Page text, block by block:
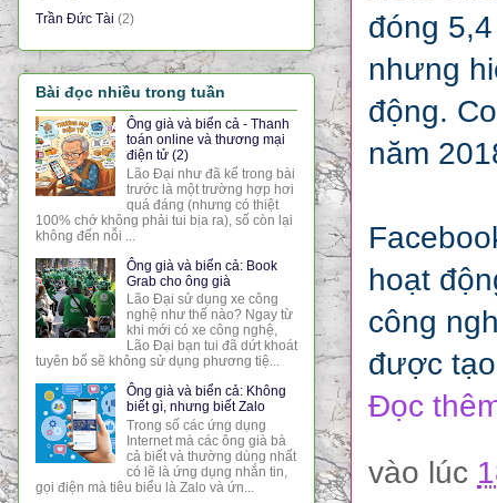
đóng
nhưng
động.
năm
hoạt
công
được
Đọc
vào lúc
Trần Đức Tài (2)
Bài đọc nhiều trong tuần
Ông già và biển cả - Thanh
toán online và thương mại
điện tử (2)
Lão Đại như đã kể trong bài
trước là một trường hợp hơi
quá đáng (nhưng có thiệt
100% chớ không phải tui bịa ra), số còn lại
không đến nỗi ...
Ông già và biển cả: Book
Grab cho ông già
Lão Đại sử dụng xe công
nghệ như thế nào? Ngay từ
khi mới có xe công nghệ,
Lão Đại bạn tui đã dứt khoát
tuyên bố sẽ không sử dụng phương tiệ...
Ông già và biển cả: Không
biết gì, nhưng biết Zalo
Trong số các ứng dụng
Internet mà các ông già bà
cả biết và thường dùng nhất
có lẽ là ứng dụng nhắn tin,
gọi điện mà tiêu biểu là Zalo và ứn...